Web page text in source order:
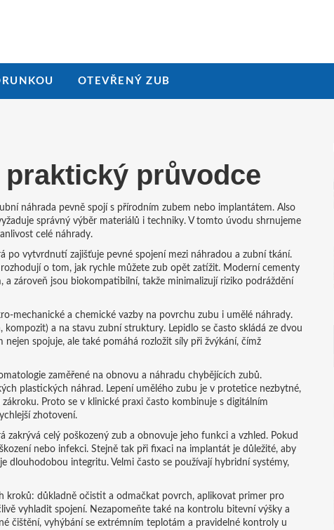
OTEVŘENÝ ZUB
praktický průvodce
náhrada pevně spojí s přírodním zubem nebo implantátem. Also
správný výběr materiálů i techniky. V tomto úvodu shrnujeme
celé náhrady.
po vytvrdnutí zajišťuje pevné spojení mezi náhradou a zubní tkání.
o tom, jak rychle můžete zub opět zatížit. Moderní cementy
zároveň jsou biokompatibilní, takže minimalizují riziko podráždění
mechanické a chemické vazby na povrchu zubu i umělé náhrady.
a na stavu zubní struktury. Lepidlo se často skládá ze dvou
spojuje, ale také pomáhá rozložit síly při žvýkání, čímž
zaměřené na obnovu a náhradu chybějících zubů.
plastických náhrad. Lepení umělého zubu je v protetice nezbytné,
Proto se v klinické praxi často kombinuje s digitálním
zhotovení.
zakrývá celý poškozený zub a obnovuje jeho funkci a vzhled . Pokud
nebo infekci. Stejně tak při fixaci na implantát je důležité, aby
dlouhodobou integritu. Velmi často se používají hybridní systémy,
kroků: důkladně očistit a odmačkat povrch, aplikovat primer pro
vyhladit spojení. Nezapomeňte také na kontrolu bitevní výšky a
čištění, vyhýbání se extrémním teplotám a pravidelné kontroly u